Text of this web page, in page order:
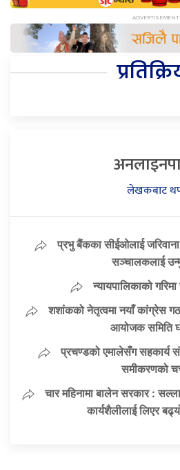
लेखकबाट
प्रभु बैंकका सीईओलाई
सञ्चालकलाई
न्यायपालिकाको
शशांकको नेतृत्वमा नयाँ कांग्रेस
आयोजक समिति
प्रचण्डको एमालेसँग सहकार्य
समीकरणको
चार महिनामा बालेन सरकार :
कार्यशैलीलाई लिएर